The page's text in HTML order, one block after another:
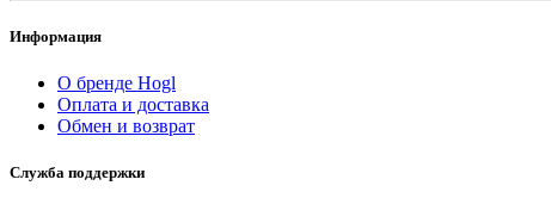
Информация
О бренде Hogl
Оплата и доставка
Обмен и возврат
Служба поддержки